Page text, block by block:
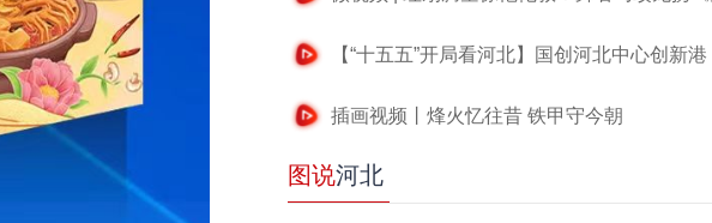
插画视频丨烽火忆往昔 铁甲守今朝
图说河北